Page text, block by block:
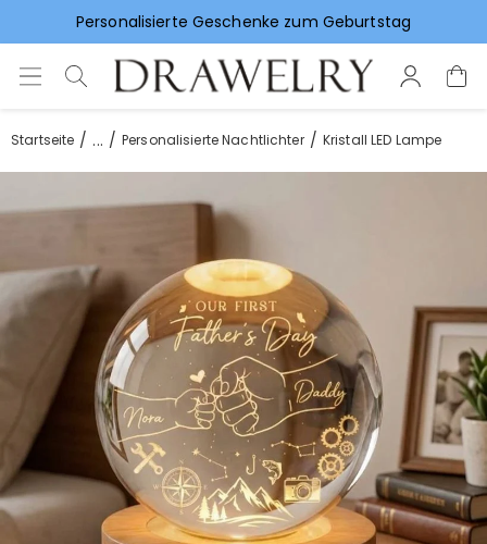
Vorlieben für Hochzeitsgeschenke
Startseite ... Personalisierte Nachtlichter Kristall LED Lampe